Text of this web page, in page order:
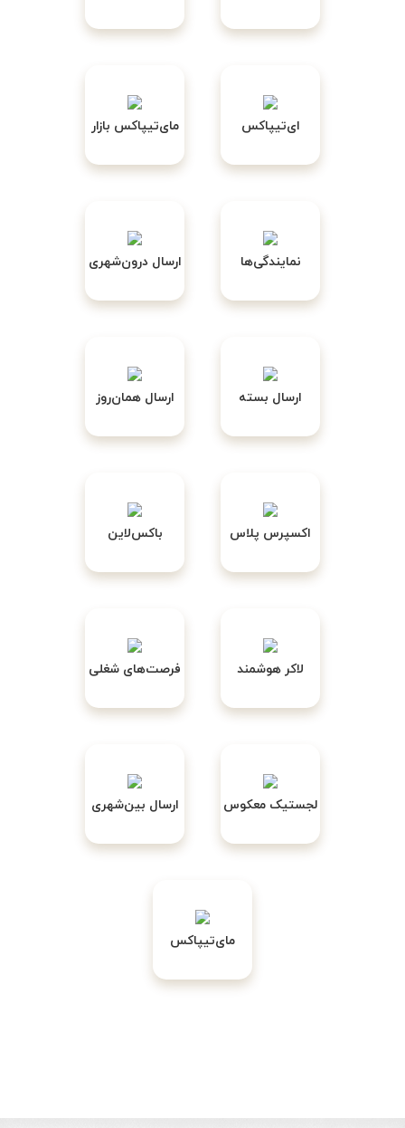
ای‌تیپاکس مای‌تیپاکس بازار
نمایندگی‌ها ارسال درون‌شهری
ارسال بسته ارسال همان‌روز
اکسپرس پلاس باکس‌لاین
لاکر هوشمند فرصت‌های شغلی
لجستیک معکوس ارسال بین‌شهری
مای‌تیپاکس